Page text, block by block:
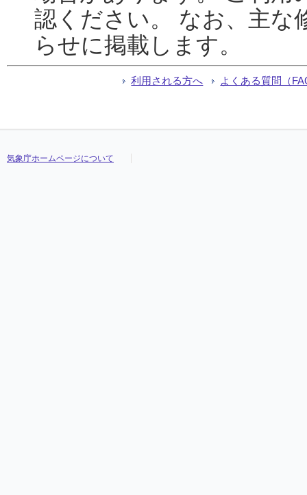
認ください。 なお、主な
らせに掲載します。
利用される方へ よくある質問（
気象庁ホームページについて